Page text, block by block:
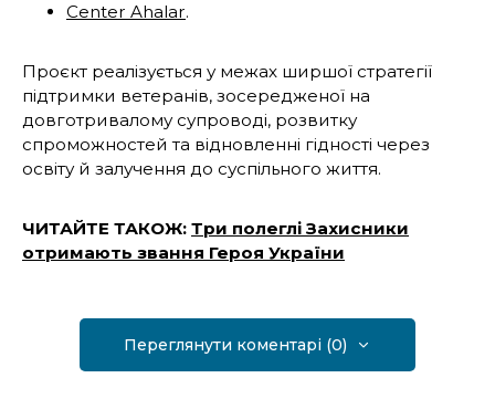
Center Ahalar.
Проєкт реалізується у межах ширшої стратегії
підтримки ветеранів, зосередженої на
довготривалому супроводі, розвитку
спроможностей та відновленні гідності через
освіту й залучення до суспільного життя.
ЧИТАЙТЕ ТАКОЖ: Три полеглі Захисники
отримають звання Героя України
Переглянути коментарі (0)